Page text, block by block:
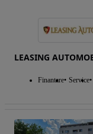
LEASING
Finantare Service